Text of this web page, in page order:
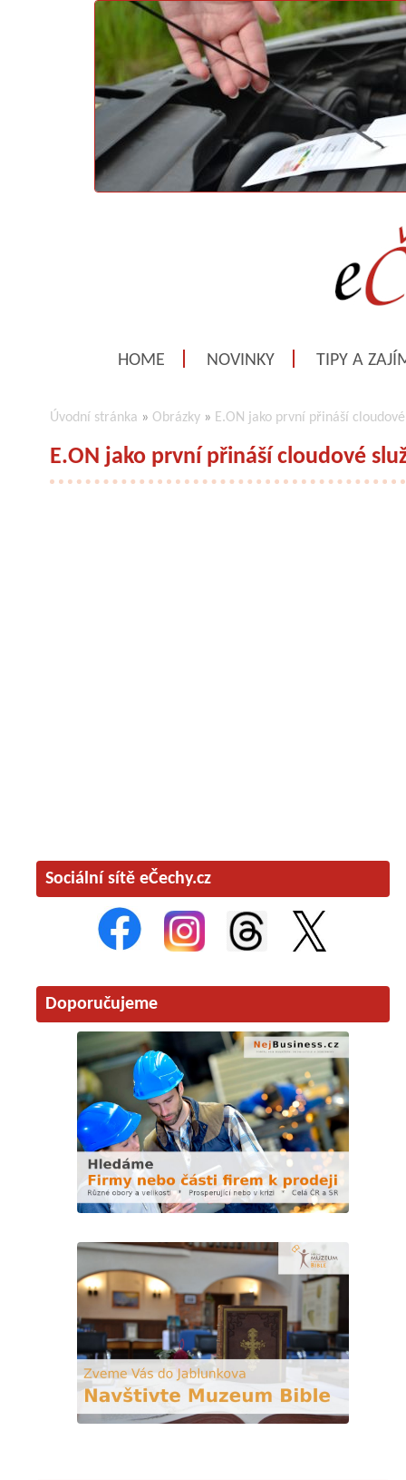
HOME NOVINKY TIPY A
Úvodní stránka » Obrázky » E.ON jako první přináší
E.ON jako první přináší cloudové
Sociální sítě eČechy.cz
Doporučujeme